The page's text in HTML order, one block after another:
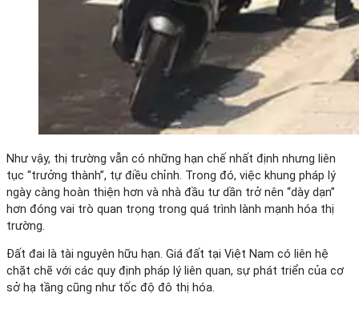
Như vậy, thị trường vẫn có những hạn chế nhất định nhưng liên
tục “trưởng thành”, tự điều chỉnh. Trong đó, việc khung pháp lý
ngày càng hoàn thiện hơn và nhà đầu tư dần trở nên “dày dạn”
hơn đóng vai trò quan trọng trong quá trình lành mạnh hóa thị
trường.
Đất đai là tài nguyên hữu hạn. Giá đất tại Việt Nam có liên hệ
chặt chẽ với các quy định pháp lý liên quan, sự phát triển của cơ
sở hạ tầng cũng như tốc độ đô thị hóa.